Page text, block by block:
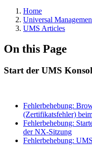
Home
Universal
UMS Articles
On this Page
Start der UMS
Fehlerbehebung:
(Zertifikatsfehler)
Fehlerbehebung:
der NX-Sitzung
Fehlerbehebung: